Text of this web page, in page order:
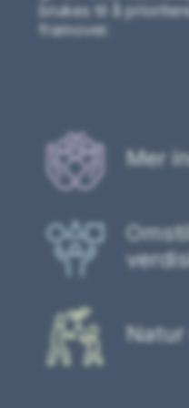
brukes til å
framover.
Mer